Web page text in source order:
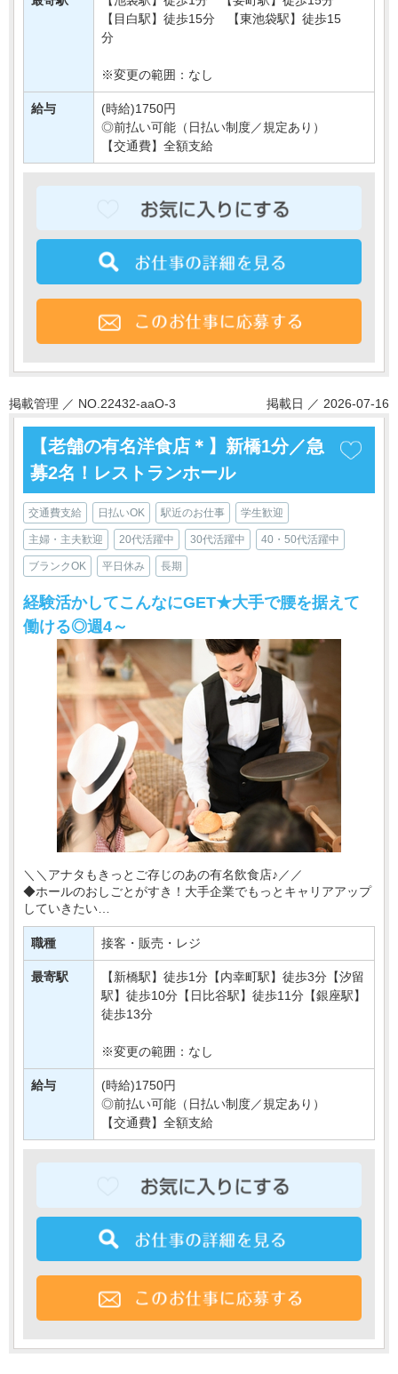
【目白駅】徒歩15分 【東池袋駅】徒歩15
分
※変更の範囲：なし
給与
(時給)1750円
◎前払い可能（日払い制度／規定あり）
【交通費】全額支給
掲載管理 ／ NO.22432-aaO-3 掲載日 ／ 2026-07-16
【老舗の有名洋食店＊】新橋1分／急
募2名！レストランホール
交通費支給 日払いOK 駅近のお仕事 学生歓迎
主婦・主夫歓迎 20代活躍中 30代活躍中 40・50代活躍中
ブランクOK 平日休み 長期
経験活かしてこんなにGET★大手で腰を据えて
働ける◎週4～
＼＼アナタもきっとご存じのあの有名飲食店♪／／
◆ホールのおしごとがすき！大手企業でもっとキャリアアップ
していきたい
◆安定して働ける職場を探してる そんな方にもおすすめ♪
今回は新橋の駅前のお店で
【・・・
職種 接客・販売・レジ
最寄駅
【新橋駅】徒歩1分【内幸町駅】徒歩3分【汐留
駅】徒歩10分【日比谷駅】徒歩11分【銀座駅】
徒歩13分
※変更の範囲：なし
給与
(時給)1750円
◎前払い可能（日払い制度／規定あり）
【交通費】全額支給